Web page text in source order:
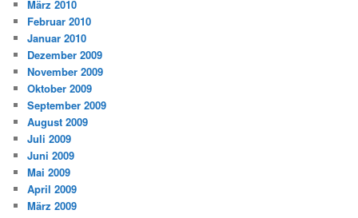
März 2010
Februar 2010
Januar 2010
Dezember 2009
November 2009
Oktober 2009
September 2009
August 2009
Juli 2009
Juni 2009
Mai 2009
April 2009
März 2009